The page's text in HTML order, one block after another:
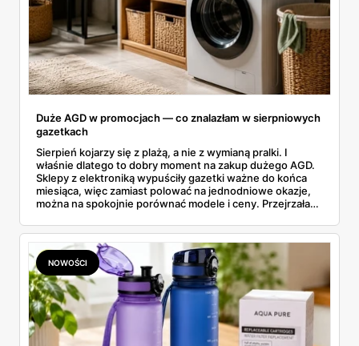
Duże AGD w promocjach — co znalazłam w sierpniowych
gazetkach
Sierpień kojarzy się z plażą, a nie z wymianą pralki. I
właśnie dlatego to dobry moment na zakup dużego AGD.
Sklepy z elektroniką wypuściły gazetki ważne do końca
miesiąca, więc zamiast polować na jednodniowe okazje,
można na spokojnie porównać modele i ceny. Przejrzałam
znalazłam, z cenami i terminami.
NOWOŚCI